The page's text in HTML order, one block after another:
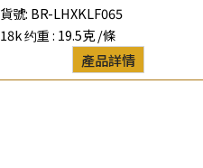
貨號: BR-LHXKLF065
18k 约重 : 19.5克 /條
產品詳情